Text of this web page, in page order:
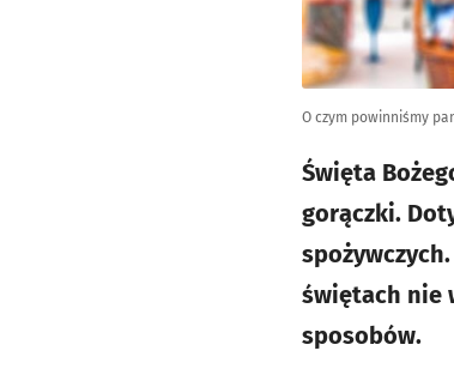
O czym powinniśmy
Święta
gorączki.
świętach nie
sposobów.